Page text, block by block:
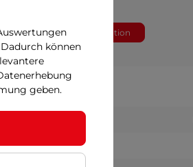
Die Produktinformation
48 cm
können
geben.